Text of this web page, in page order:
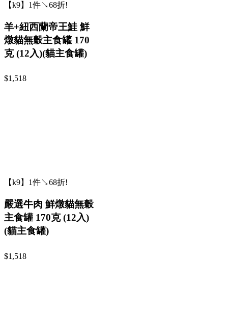
【k9】1件↘68折!
羊+紐西蘭帝王鮭 鮮
燉貓無穀主食罐 170
克 (12入)(貓主食罐)
$1,518
【k9】1件↘68折!
嚴選牛肉 鮮燉貓無穀
主食罐 170克 (12入)
(貓主食罐)
$1,518